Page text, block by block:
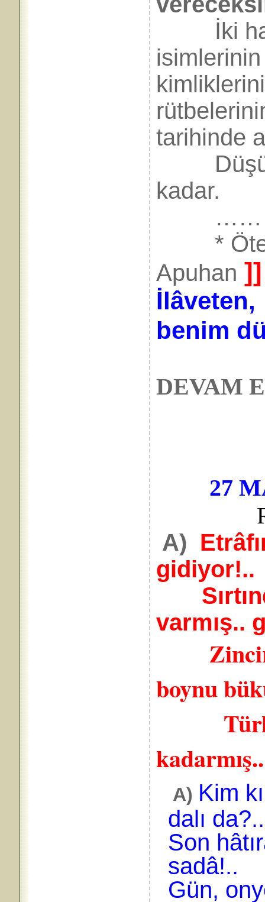
İki
tarihinde
kadar.
* Öteki
Apuhan ]]
İlâveten,
benim
DEVAM
27
A)
gidiyor!..
varmış..
boynu
Türk
A) Kim
dalı da?..
Son
sadâ!..
Gün,